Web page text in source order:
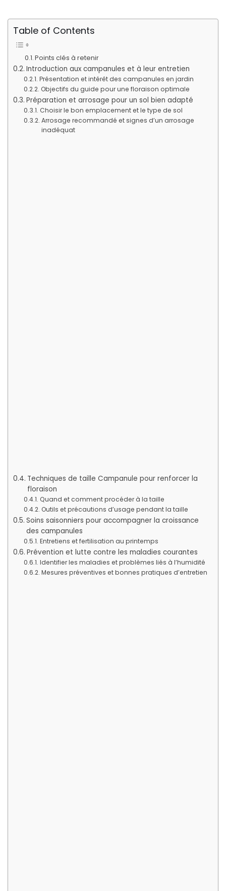
Table of Contents
Points clés à retenir
Introduction aux campanules et à leur entretien
Présentation et intérêt des campanules en jardin
Objectifs du guide pour une floraison optimale
Préparation et arrosage pour un sol bien adapté
Choisir le bon emplacement et le type de sol
Arrosage recommandé et signes d’un arrosage
inadéquat
Techniques de taille Campanule pour renforcer la
floraison
Quand et comment procéder à la taille
Outils et précautions d’usage pendant la taille
Soins saisonniers pour accompagner la croissance
des campanules
Entretiens et fertilisation au printemps
Prévention et lutte contre les maladies courantes
Identifier les maladies et problèmes liés à l’humidité
Mesures préventives et bonnes pratiques d’entretien